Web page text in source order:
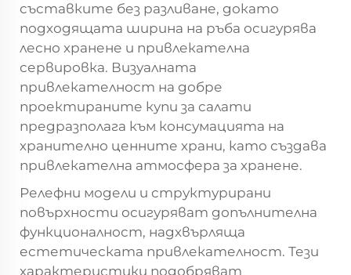
съставките без разливане, докато
подходящата ширина на ръба осигурява
лесно хранене и привлекателна
сервировка. Визуалната
привлекателност на добре
проектираните купи за салати
предразполага към консумацията на
хранително ценните храни, като създава
привлекателна атмосфера за хранене.
Релефни модели и структурирани
повърхности осигуряват допълнителна
функционалност, надхвърляща
естетическата привлекателност. Тези
характеристики подобряват